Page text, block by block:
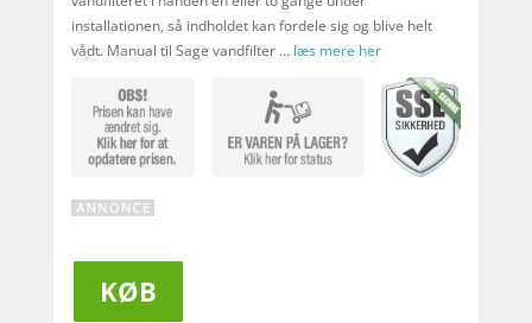
installationen, så indholdet kan fordele sig og blive helt
vådt. Manual til Sage vandfilter … læs mere her
KØB